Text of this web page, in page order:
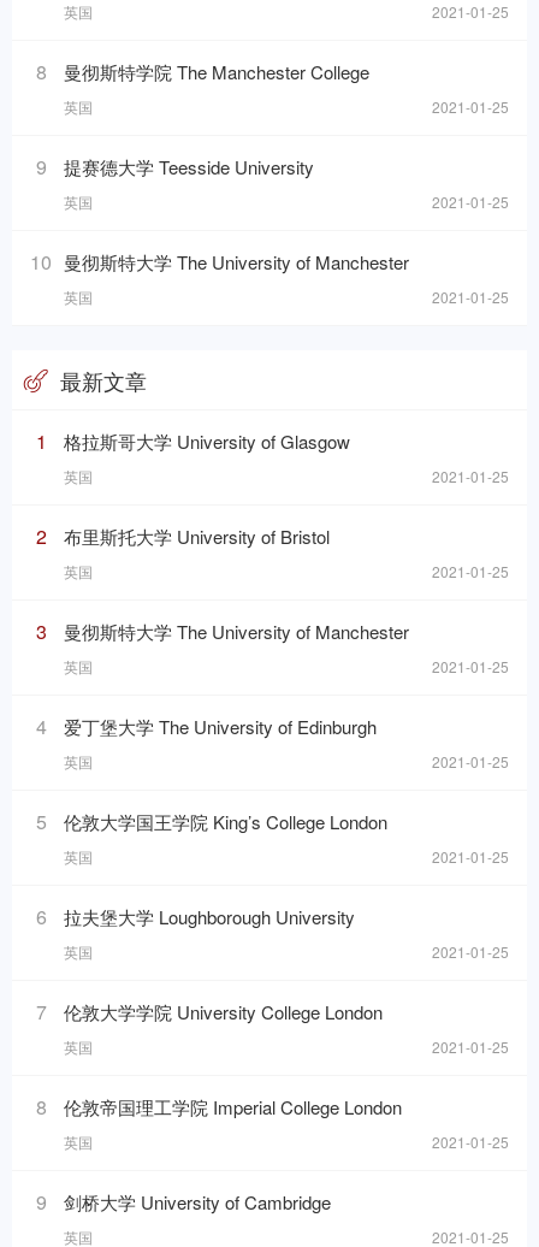
英国 2021-01-25
8 曼彻斯特学院 The Manchester College
英国 2021-01-25
9 提赛德大学 Teesside University
英国 2021-01-25
10 曼彻斯特大学 The University of Manchester
英国 2021-01-25
最新文章
1 格拉斯哥大学 University of Glasgow
英国 2021-01-25
2 布里斯托大学 University of Bristol
英国 2021-01-25
3 曼彻斯特大学 The University of Manchester
英国 2021-01-25
4 爱丁堡大学 The University of Edinburgh
英国 2021-01-25
5 伦敦大学国王学院 King’s College London
英国 2021-01-25
6 拉夫堡大学 Loughborough University
英国 2021-01-25
7 伦敦大学学院 University College London
英国 2021-01-25
8 伦敦帝国理工学院 Imperial College London
英国 2021-01-25
9 剑桥大学 University of Cambridge
英国 2021-01-25